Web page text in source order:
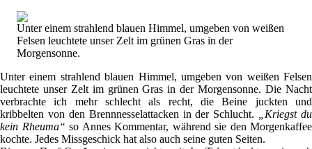
Unter einem strahlend blauen Himmel, umgeben von weißen
Felsen leuchtete unser Zelt im grünen Gras in der
Morgensonne.
Unter einem strahlend blauen Himmel, umgeben von weißen Felsen
leuchtete unser Zelt im grünen Gras in der Morgensonne. Die Nacht
verbrachte ich mehr schlecht als recht, die Beine juckten und
kribbelten von den Brennnesselattacken in der Schlucht.
„Kriegst du
kein Rheuma“ so Annes Kommentar, während sie den Morgenkaffee
kochte. Jedes Missgeschick hat also auch seine guten Seiten.